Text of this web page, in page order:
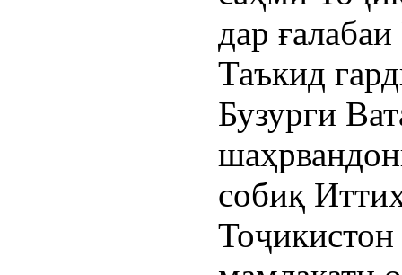
дар
Таъкид
Бузурги
собиқ